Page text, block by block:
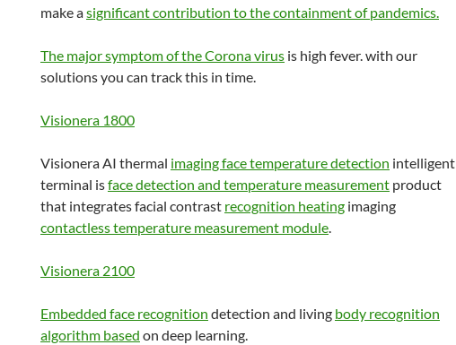
make asignificant contribution to the containment of pandemics.
The major symptom of the Corona virus is high fever. with our
solutions you can track this in time.
Visionera 1800
Visionera AI thermal imaging face temperature detection intelligent
terminal isface detection and temperature measurement product
that integrates facial contrast recognition heating imaging
contactless temperature measurement module.
Visionera 2100
Embedded face recognition detection and living body recognition
algorithm based on deep learning.